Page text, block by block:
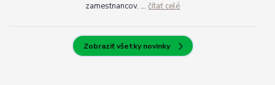
zamestnancov. ...čítať celé
Zobraziť všetky novinky